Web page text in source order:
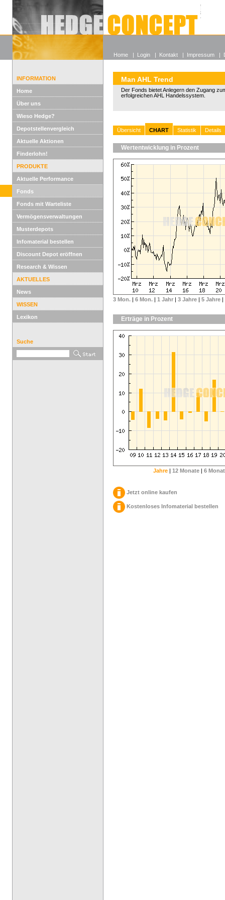
Alle
Wieso
INFORMATION
Home
Über uns
Wieso Hedge?
Depotstellenvergleich
Aktuelle Aktionen
Finderlohn!
PRODUKTE
Aktuelle Performance
Fonds
Fonds mit Warteliste
Vermögensverwaltungen
Musterdepots
Infomaterial bestellen
Discount Depot eröffnen
Research & Wissen
AKTUELLES
News
WISSEN
Lexikon
Suche
Man AHL Trend
Der Fonds bietet Anlegern den Zugang
erfolgreichen AHL Handelssystem.
Übersicht CHART Statistik Details
Wertentwicklung in Prozent
3 Mon. | 6 Mon. | 1 Jahr | 3 Jahre | 5 Jahre |
Erträge in Prozent
Jahre | 12 Monate | 6
Jetzt online kaufen
Kostenloses Infomaterial bestellen
Home | Login | Kontakt | Impressum |